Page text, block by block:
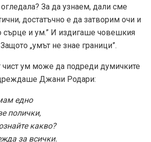
За да узнаем, дали сме
достатъчно е да затворим очи и
сърце и ум.” И издигаше човешкия
„умът не знае граници”.
ум може да подреди думичките
Джани Родари:
едно
полички,
какво?
за всички.